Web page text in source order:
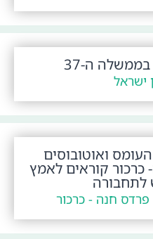
ה-37
ישראל
ואוטובוסים
קוראים לאמץ
לתחבורה